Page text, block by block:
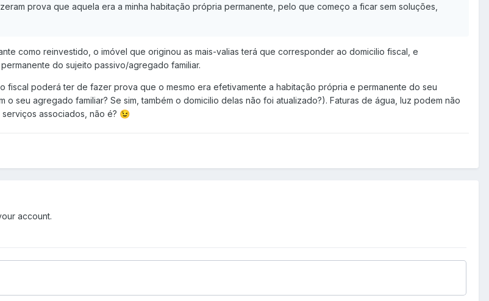
prova que aquela era a minha habitação própria permanente, pelo que começo a ficar sem soluções,
como reinvestido, o imóvel que originou as mais-valias terá que corresponder ao domicilio fiscal, e
do sujeito passivo/agregado familiar.
fiscal poderá ter de fazer prova que o mesmo era efetivamente a habitação própria e permanente do seu
o seu agregado familiar? Se sim, também o domicilio delas não foi atualizado?). Faturas de água, luz podem não
associados, não é? 😉
account.